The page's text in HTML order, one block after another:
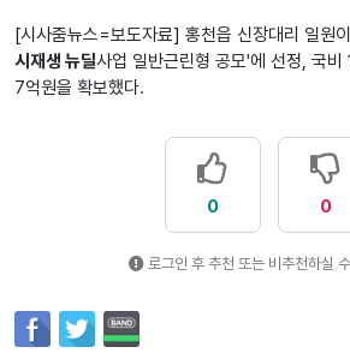
[시사줌뉴스=보도자료] 홍천읍 신장대리 일원
시재생 뉴딜사업 일반근린형 공모'에 선정, 국
7억원을 확보했다.
0 0
로그인 후 추천 또는 비추천하실